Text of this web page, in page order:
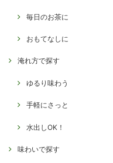
毎日のお茶に
おもてなしに
淹れ方で探す
ゆるり味わう
手軽にさっと
水出しOK！
味わいで探す